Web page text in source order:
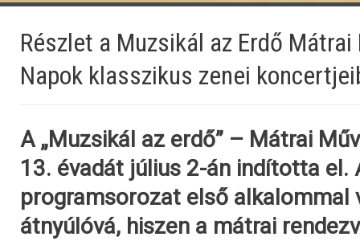
Részlet a Muzsikál az Erdő
Napok klasszikus zenei
A „Muzsikál az erdő” – Mátrai
13. évadát július 2-án indította el.
programsorozat első alkalommal
átnyúlóvá, hiszen a mátrai